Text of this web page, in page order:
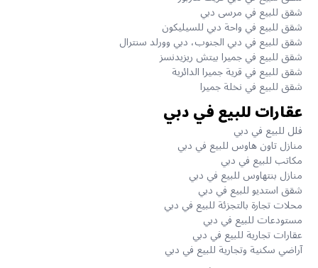
شقق للبيع في مرسى دبي
شقق للبيع في واحة دبي للسيليكون
شقق للبيع في دبي الجنوب، دبي وورلد سنترال
شقق للبيع في جميرا بيتش ريزيدنسز
شقق للبيع في قرية جميرا الدائرية
شقق للبيع في نخلة جميرا
عقارات للبيع في دبي
فلل للبيع في دبي
منازل تاون هاوس للبيع في دبي
مكاتب للبيع في دبي
منازل بنتهاوس للبيع في دبي
شقق استديو للبيع في دبي
محلات تجارة بالتجزئة للبيع في دبي
مستودعات للبيع في دبي
عقارات تجارية للبيع في دبي
آراضي سكنية وتجارية للبيع في دبي